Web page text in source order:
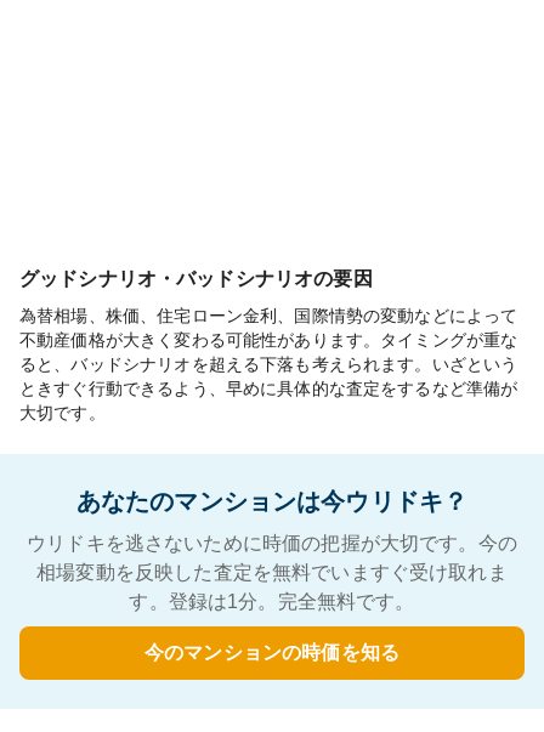
グッドシナリオ・バッドシナリオの要因
為替相場、株価、住宅ローン金利、国際情勢の変動などによって
不動産価格が大きく変わる可能性があります。タイミングが重な
ると、バッドシナリオを超える下落も考えられます。いざという
ときすぐ行動できるよう、早めに具体的な査定をするなど準備が
大切です。
あなたのマンションは今ウリドキ？
ウリドキを逃さないために時価の把握が大切です。今の
相場変動を反映した査定を無料でいますぐ受け取れま
す。登録は1分。完全無料です。
今のマンションの時価を知る